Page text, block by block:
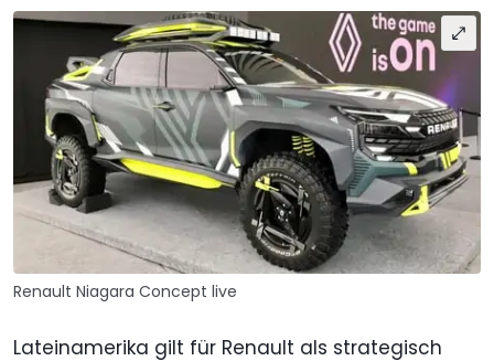
Renault Niagara Concept live
Lateinamerika gilt für Renault als strategisch